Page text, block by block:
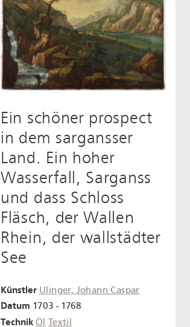
Ein schöner prospect
in dem sargansser
Land. Ein hoher
Wasserfall, Sarganss
und dass Schloss
Fläsch, der Wallen
Rhein, der wallstädter
See
Künstler Ulinger, Johann Caspar
Datum 1703 - 1768
Technik Öl Textil